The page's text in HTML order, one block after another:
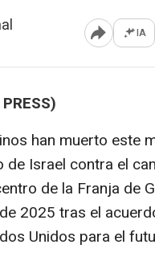
Abrir IA
han muerto este
de Israel contra el
de la Franja de
2025 tras el
Unidos para el